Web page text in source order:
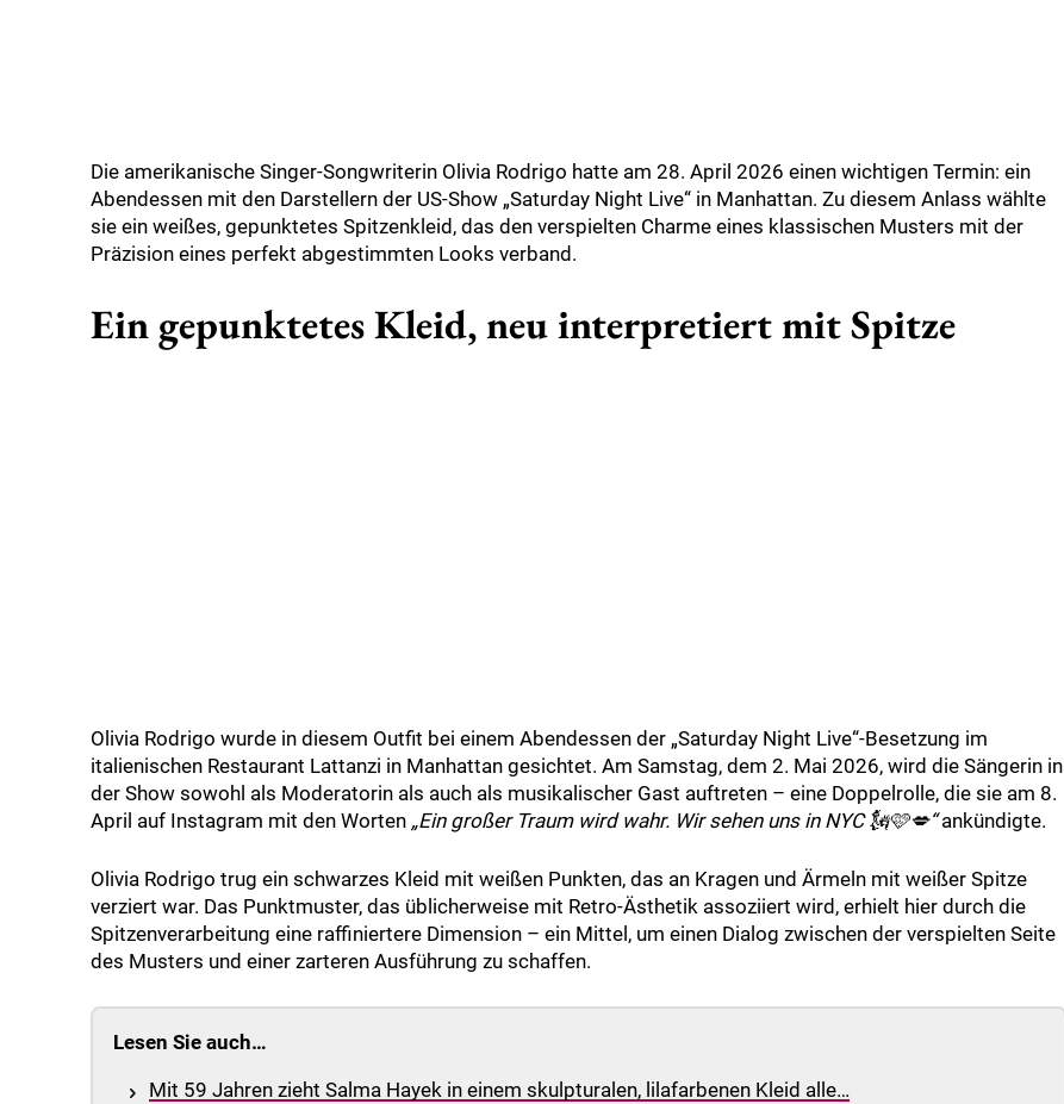
Die amerikanische Singer-Songwriterin Olivia Rodrigo hatte am 28. April 2026 einen wichtigen Termin: ein
Abendessen mit den Darstellern der US-Show „Saturday Night Live“ in Manhattan. Zu diesem Anlass wählte
sie ein weißes, gepunktetes Spitzenkleid, das den verspielten Charme eines klassischen Musters mit der
Präzision eines perfekt abgestimmten Looks verband.
Ein gepunktetes Kleid, neu interpretiert mit Spitze
Olivia Rodrigo wurde in diesem Outfit bei einem Abendessen der „Saturday Night Live“-Besetzung im
italienischen Restaurant Lattanzi in Manhattan gesichtet. Am Samstag, dem 2. Mai 2026, wird die Sängerin in
der Show sowohl als Moderatorin als auch als musikalischer Gast auftreten – eine Doppelrolle, die sie am 8.
April auf Instagram mit den Worten „Ein großer Traum wird wahr. Wir sehen uns in NYC 🗽🩷💋“ankündigte.
Olivia Rodrigo trug ein schwarzes Kleid mit weißen Punkten, das an Kragen und Ärmeln mit weißer Spitze
verziert war. Das Punktmuster, das üblicherweise mit Retro-Ästhetik assoziiert wird, erhielt hier durch die
Spitzenverarbeitung eine raffiniertere Dimension – ein Mittel, um einen Dialog zwischen der verspielten Seite
des Musters und einer zarteren Ausführung zu schaffen.
Lesen Sie auch…
Mit 59 Jahren zieht Salma Hayek in einem skulpturalen, lilafarbenen Kleid alle…